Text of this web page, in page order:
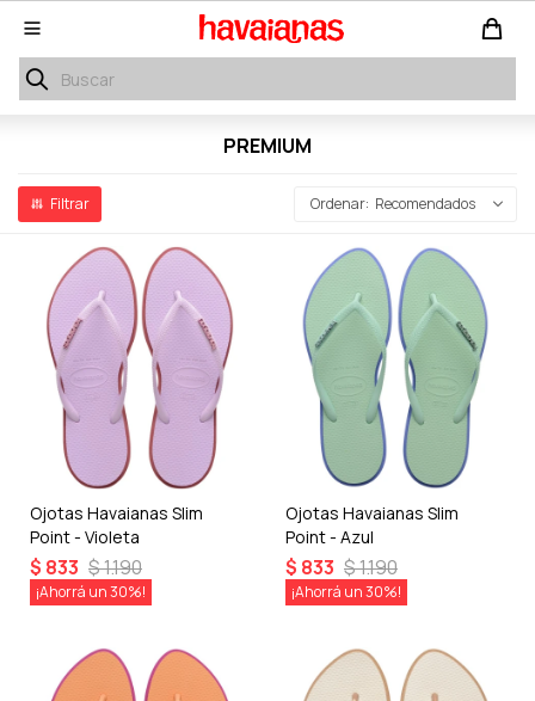

PREMIUM
Recomendados
Ojotas Havaianas Slim
Point - Violeta
$ 833 $1.190
30
Ojotas Havaianas Slim
Point - Azul
$ 833 $1.190
30